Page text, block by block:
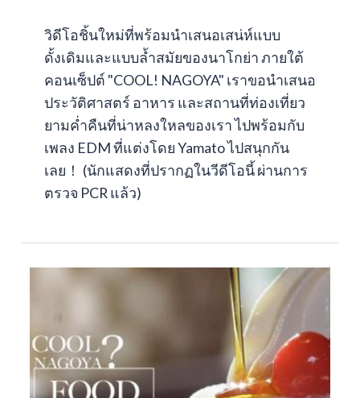
วิดีโอชิ้นใหม่ที่พร้อมนำเสนอเสน่ห์แบบ
ดั้งเดิมและแบบล้ำสมัยของนาโกย่า ภายใต้
คอนเซ็ปต์ "COOL! NAGOYA" เราขอนำเสนอ
ประวัติศาสตร์ อาหาร และสถานที่ท่องเที่ยว
ยามค่ำคืนที่น่าหลงใหลของเรา ไปพร้อมกับ
เพลง EDM ที่แต่งโดย Yamato ไปสนุกกัน
เลย！ (นักแสดงที่ปรากฏในวีดีโอนี้ ผ่านการ
ตรวจ PCR แล้ว)